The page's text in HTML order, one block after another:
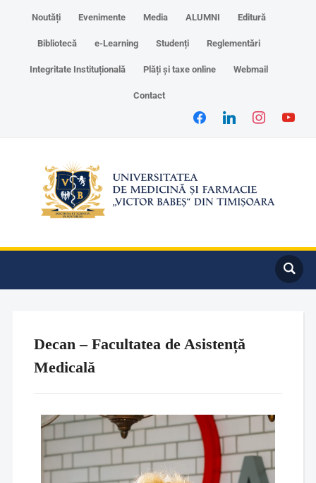
Noutăți Evenimente Media ALUMNI Editură
Bibliotecă e-Learning Studenți Reglementări
Integritate Instituțională Plăți și taxe online Webmail
Contact
Decan – Facultatea de Asistență
Medicală